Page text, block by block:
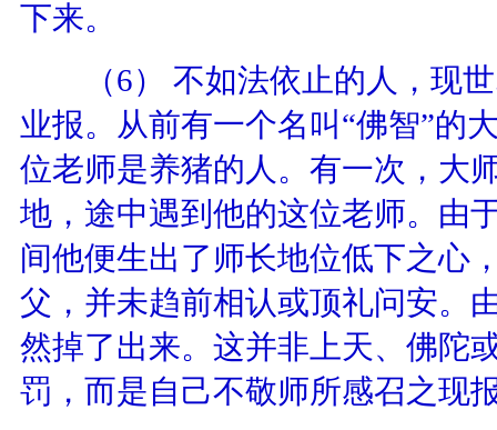
下来。
（6）
不如法依止的人，现
业报。从前有一个名叫“佛智”的
位老师是养猪的人。有一次，大
地，途中遇到他的这位老师。由
间他便生出了师长地位低下之心
父，并未趋前相认或顶礼问安。
然掉了出来。这并非上天、佛陀
罚，而是自己不敬师所感召之现